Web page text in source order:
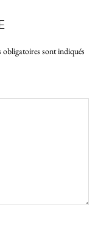
obligatoires sont indiqués